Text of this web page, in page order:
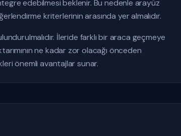
edebilmesi beklenir. Bu nedenle arayüz
kriterlerinin arasında yer almalıdır.
İleride farklı bir araca geçmeye
ne kadar zor olacağı önceden
önemli avantajlar sunar.